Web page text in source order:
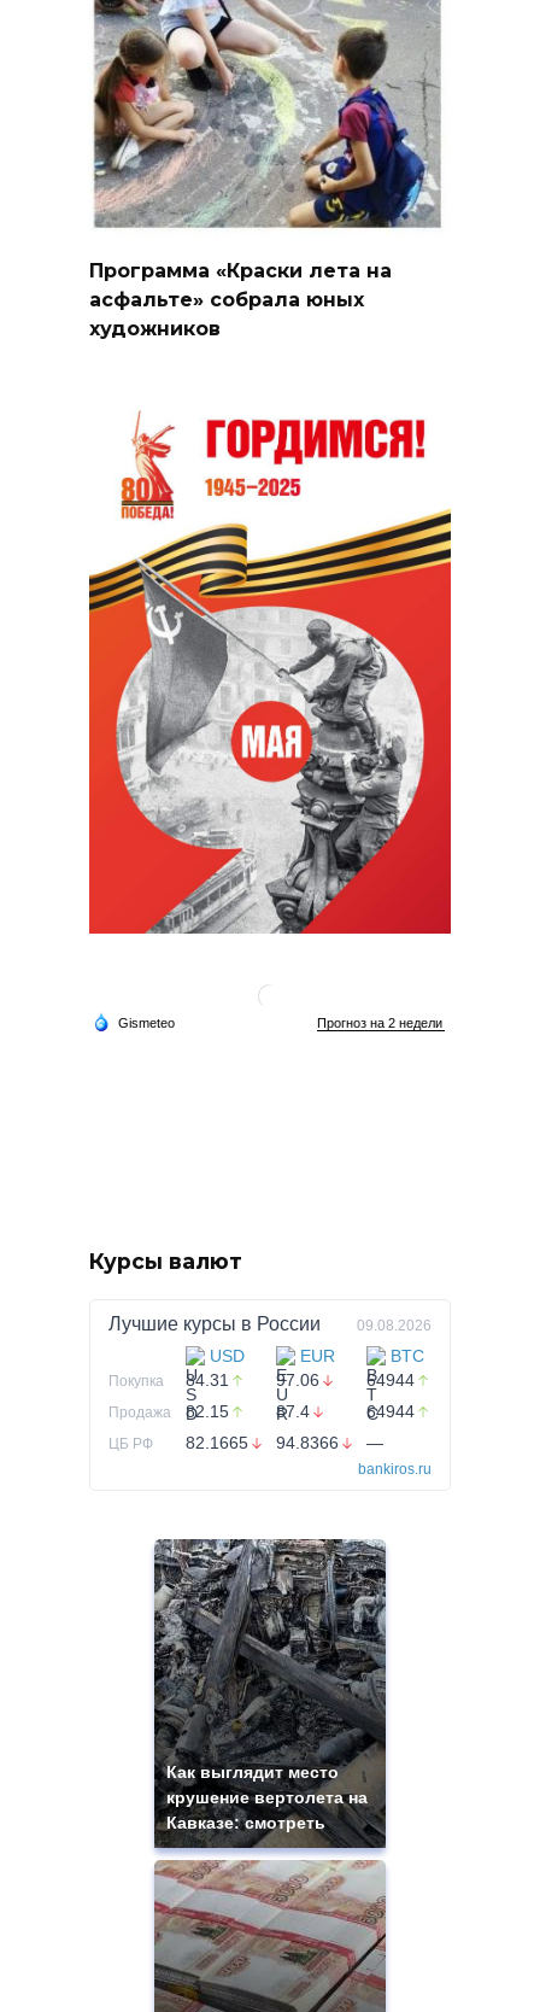
Программа «Краски лета на
асфальте» собрала юных
художников
Курсы валют
Лучшие курсы в России 09.08.2026
USD EUR BTC
Покупка 84.31 97.06 64944
Продажа 82.15 87.4 64944
ЦБ РФ 82.1665 94.8366 —
bankiros.ru
Как выглядит место
крушение вертолета на
Кавказе: смотреть